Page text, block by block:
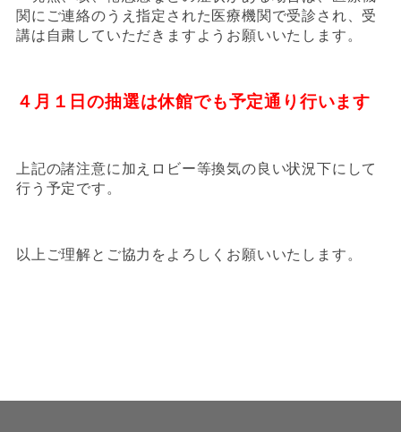
関にご連絡のうえ指定された医療機関で受診され、受
講は自粛していただきますようお願いいたします。
４月１日の抽選は休館でも予定通り行います
上記の諸注意に加えロビー等換気の良い状況下にして
行う予定です。
以上ご理解とご協力をよろしくお願いいたします。